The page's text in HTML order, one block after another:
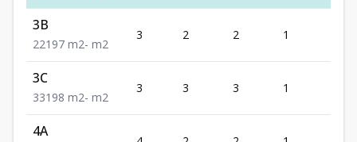
3B
221 97 m2- m2
3 2 2 1
3C
331 98 m2- m2
3 3 3 1
4A